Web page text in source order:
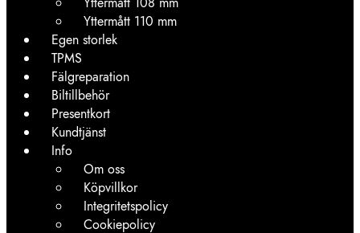
Yttermått 110 mm
Egen storlek
TPMS
Fälgreparation
Biltillbehör
Presentkort
Kundtjänst
Info
Om oss
Köpvillkor
Integritetspolicy
Cookiepolicy